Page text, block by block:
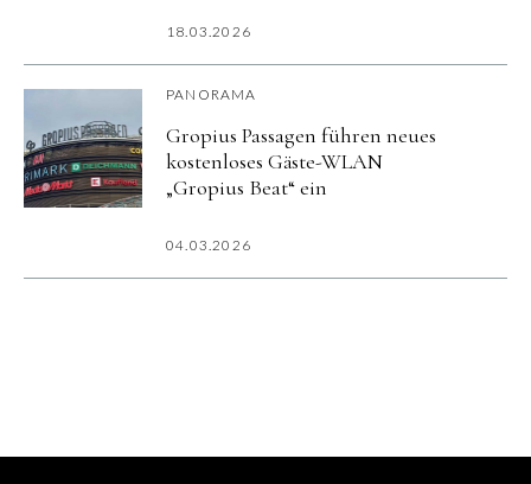
18.03.2026
PANORAMA
Gropius Passagen führen neues
kostenloses Gäste-WLAN
„Gropius Beat“ ein
04.03.2026